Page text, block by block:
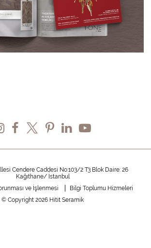
Cendere Caddesi No:103/2 T3 Blok Daire: 26
Kağıthane/ İstanbul
ve İşlenmesi
Bilgi Toplumu Hizmeleri
© Copyright 2026 Hitit Seramik